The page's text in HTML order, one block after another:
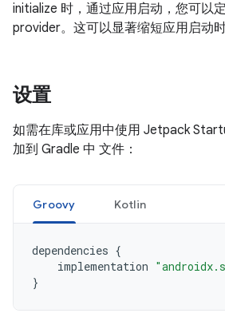
initialize 时，通过应用启动，您可以
provider。这可以显著缩短应用启动时
设置
如需在库或应用中使用 Jetpack
加到 Gradle 中 文件：
Groovy Kotlin
dependencies {
implementation
}